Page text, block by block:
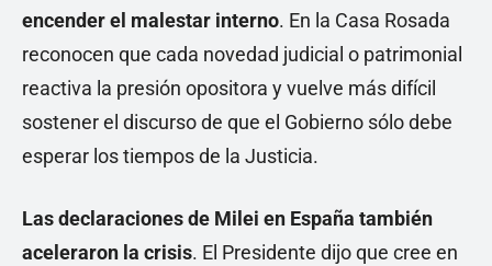
encender el malestar interno. En la Casa Rosada
reconocen que cada novedad judicial o patrimonial
reactiva la presión opositora y vuelve más difícil
sostener el discurso de que el Gobierno sólo debe
esperar los tiempos de la Justicia.
Las declaraciones de Milei en España también
aceleraron la crisis. El Presidente dijo que cree en